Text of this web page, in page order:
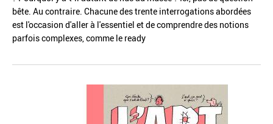
Réinitialiser Fermer la recherche avancée
bête. Au contraire. Chacune des trente interrogations abordées
est l'occasion d'aller à l'essentiel et de comprendre des notions
parfois complexes, comme le ready